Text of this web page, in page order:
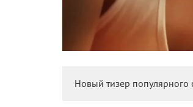
Новый тизер популярного